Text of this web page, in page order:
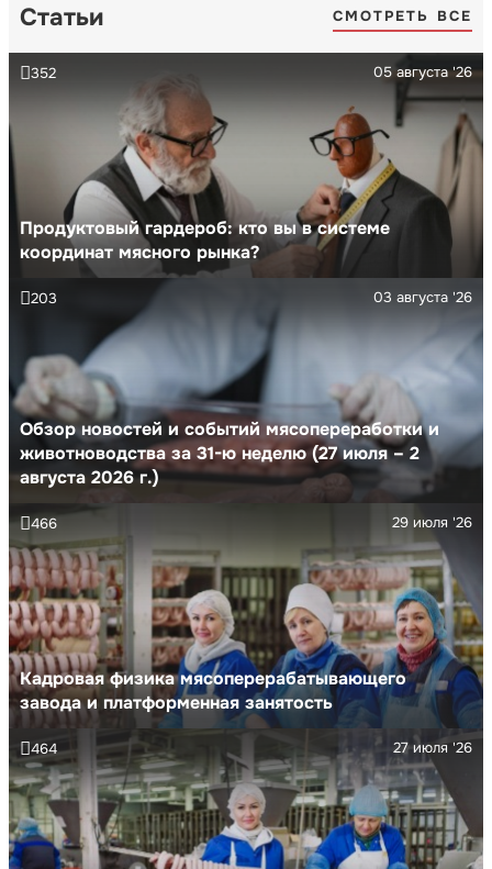
Статьи СМОТРЕТЬ ВСЕ
Продуктовый гардероб: кто вы в системе
координат мясного рынка?
05 августа '26
352
Обзор новостей и событий мясопереработки и
животноводства за 31-ю неделю (27 июля – 2
августа 2026 г.)
03 августа '26
203
Кадровая физика мясоперерабатывающего
завода и платформенная занятость
29 июля '26
466
27 июля '26
464